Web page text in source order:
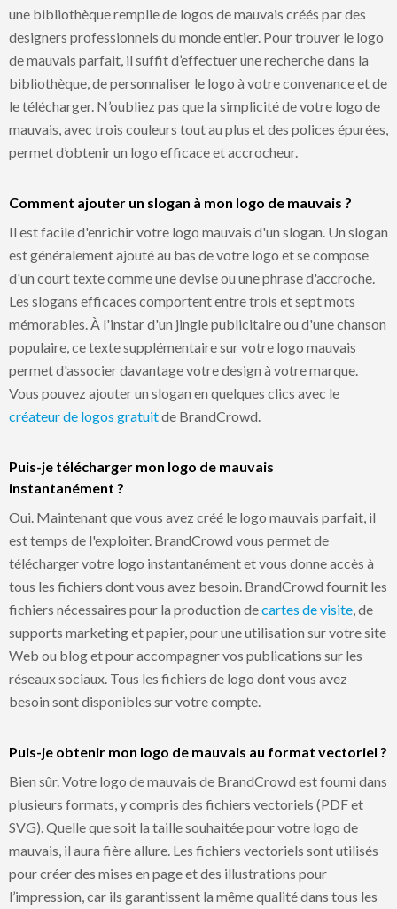
une bibliothèque remplie de logos de mauvais créés par des
designers professionnels du monde entier. Pour trouver le logo
de mauvais parfait, il suffit d’effectuer une recherche dans la
bibliothèque, de personnaliser le logo à votre convenance et de
le télécharger. N’oubliez pas que la simplicité de votre logo de
mauvais, avec trois couleurs tout au plus et des polices épurées,
permet d’obtenir un logo efficace et accrocheur.
Comment ajouter un slogan à mon logo de mauvais ?
Il est facile d'enrichir votre logo mauvais d'un slogan. Un slogan
est généralement ajouté au bas de votre logo et se compose
d'un court texte comme une devise ou une phrase d'accroche.
Les slogans efficaces comportent entre trois et sept mots
mémorables. À l'instar d'un jingle publicitaire ou d'une chanson
populaire, ce texte supplémentaire sur votre logo mauvais
permet d'associer davantage votre design à votre marque.
Vous pouvez ajouter un slogan en quelques clics avec le
créateur de logos gratuitde BrandCrowd.
Puis-je télécharger mon logo de mauvais
instantanément ?
Oui. Maintenant que vous avez créé le logo mauvais parfait, il
est temps de l'exploiter. BrandCrowd vous permet de
télécharger votre logo instantanément et vous donne accès à
tous les fichiers dont vous avez besoin. BrandCrowd fournit les
fichiers nécessaires pour la production decartes de visite , de
supports marketing et papier, pour une utilisation sur votre site
Web ou blog et pour accompagner vos publications sur les
réseaux sociaux. Tous les fichiers de logo dont vous avez
besoin sont disponibles sur votre compte.
Puis-je obtenir mon logo de mauvais au format vectoriel ?
Bien sûr. Votre logo de mauvais de BrandCrowd est fourni dans
plusieurs formats, y compris des fichiers vectoriels (PDF et
SVG). Quelle que soit la taille souhaitée pour votre logo de
mauvais, il aura fière allure. Les fichiers vectoriels sont utilisés
pour créer des mises en page et des illustrations pour
l’impression, car ils garantissent la même qualité dans tous les